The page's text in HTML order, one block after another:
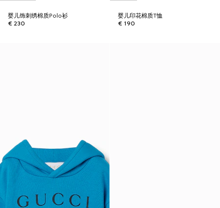
婴儿饰刺绣棉质Polo衫
€ 230
婴儿印花棉质T恤
€ 190